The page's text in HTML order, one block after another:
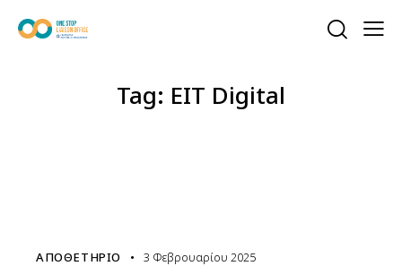
Tag: EIT Digital
ΑΠΟΘΕΤΉΡΙΟ 3 Φεβρουαρίου 2025